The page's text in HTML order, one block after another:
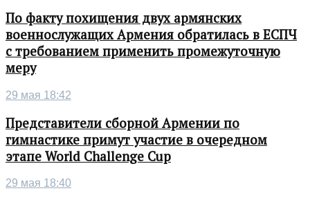
По факту похищения двух армянских
военнослужащих Армения обратилась в ЕСПЧ
с требованием применить промежуточную
меру
29 мая 18:42
Представители сборной Армении по
гимнастике примут участие в очередном
этапе World Challenge Cup
29 мая 18:40